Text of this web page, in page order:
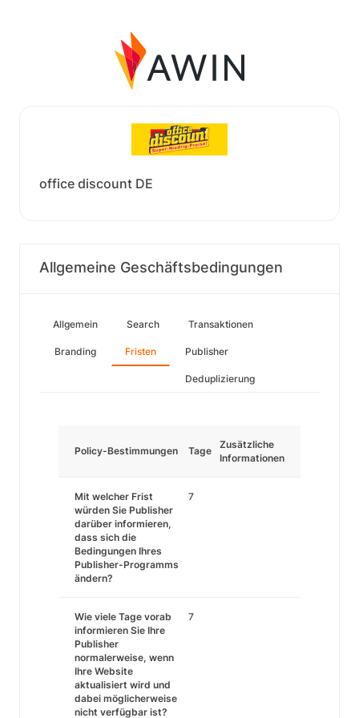
office discount DE
Allgemeine Geschäftsbedingungen
Allgemein Search Transaktionen
Branding Fristen Publisher
Deduplizierung
Policy-Bestimmungen Tage
Zusätzliche
Informationen
Mit welcher Frist
würden Sie Publisher
darüber informieren,
dass sich die
Bedingungen Ihres
Publisher-Programms
ändern?
7
Wie viele Tage vorab
informieren Sie Ihre
Publisher
normalerweise, wenn
Ihre Website
aktualisiert wird und
dabei möglicherweise
nicht verfügbar ist?
7